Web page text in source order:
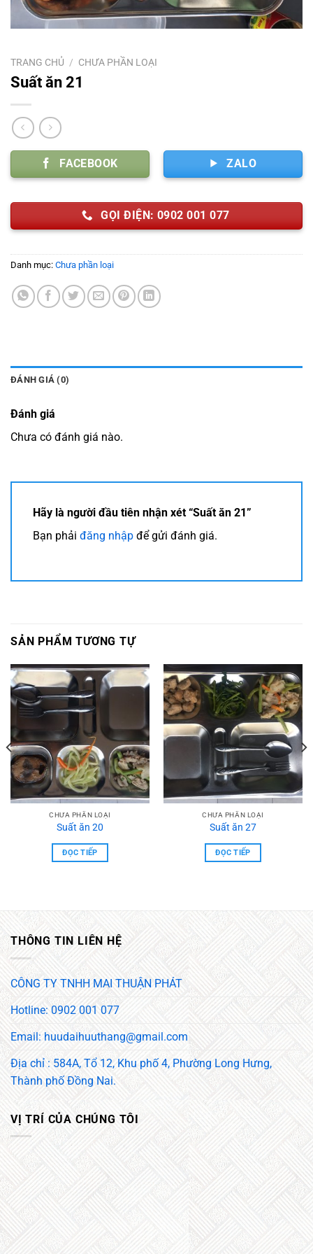
TRANG CHỦ / CHƯA PHẦN LOẠI
Suất ăn 21
FACEBOOK ZALO
GỌI ĐIỆN: 0902 001 077
Danh mục: Chưa phần loại
ĐÁNH GIÁ (0)
Đánh giá
Chưa có đánh giá nào.
Hãy là người đầu tiên nhận xét “Suất ăn 21”
Bạn phải đăng nhập để gửi đánh giá.
SẢN PHẨM TƯƠNG TỰ
CHƯA PHẦN LOẠI
Suất ăn 20
ĐỌC TIẾP
CHƯA PHẦN LOẠI
Suất ăn 27
ĐỌC TIẾP
THÔNG TIN LIÊN HỆ
CÔNG TY TNHH MAI THUẬN PHÁT
Hotline: 0902 001 077
Email: huudaihuuthang@gmail.com
Địa chỉ : 584A, Tổ 12, Khu phố 4, Phường Long Hưng,
Thành phố Đồng Nai.
VỊ TRÍ CỦA CHÚNG TÔI